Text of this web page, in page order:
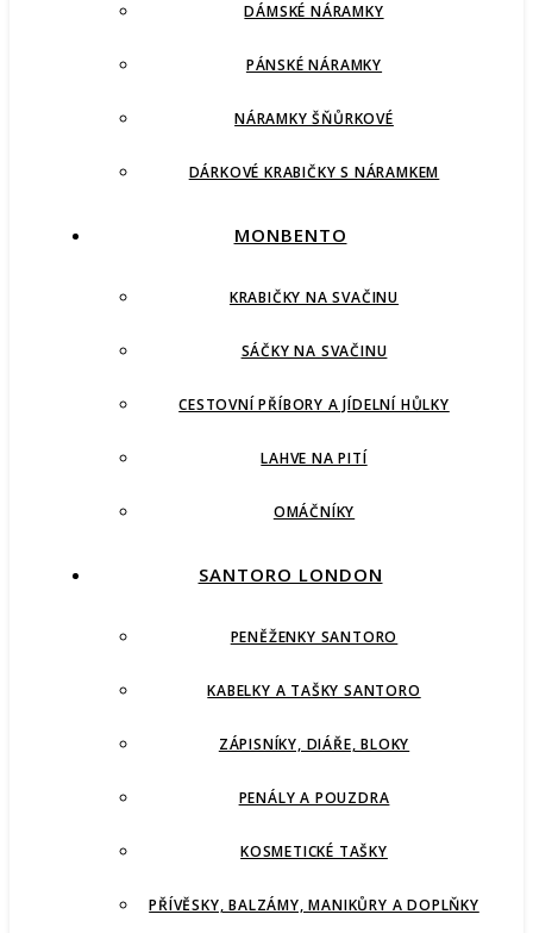
DÁMSKÉ NÁRAMKY
PÁNSKÉ NÁRAMKY
NÁRAMKY ŠŇŮRKOVÉ
DÁRKOVÉ KRABIČKY S NÁRAMKEM
MONBENTO
KRABIČKY NA SVAČINU
SÁČKY NA SVAČINU
CESTOVNÍ PŘÍBORY A JÍDELNÍ HŮLKY
LAHVE NA PITÍ
OMÁČNÍKY
SANTORO LONDON
PENĚŽENKY SANTORO
KABELKY A TAŠKY SANTORO
ZÁPISNÍKY, DIÁŘE, BLOKY
PENÁLY A POUZDRA
KOSMETICKÉ TAŠKY
PŘÍVĚSKY, BALZÁMY, MANIKŮRY A DOPLŇKY